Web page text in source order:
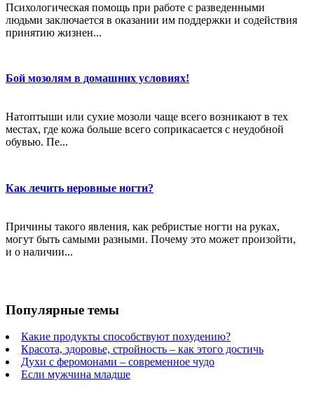
Психологическая помощь при работе с разведенными
людьми заключается в оказании им поддержки и содействия
принятию жизнен...
Бой мозолям в домашних условиях!
Натоптыши или сухие мозоли чаще всего возникают в тех
местах, где кожа больше всего соприкасается с неудобной
обувью. Пе...
Как лечить неровные ногти?
Причины такого явления, как ребристые ногти на руках,
могут быть самыми разными. Почему это может произойти,
и о наличии...
Популярные темы
Какие продукты способствуют похудению?
Красота, здоровье, стройность – как этого достичь
Духи с феромонами – современное чудо
Если мужчина младше